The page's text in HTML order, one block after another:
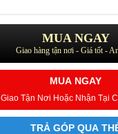
MUA NGAY
Giao hàng tận nơi - Giá tốt -
MUA NGAY
Giao Tận Nơi Hoặc Nhận Tại
TRẢ GÓP QUA